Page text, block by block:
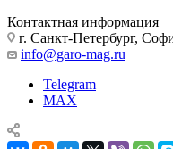
Контактная информация
г. Санкт-Петербург,
info@garo-mag.ru
Telegram
MAX